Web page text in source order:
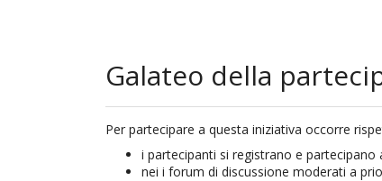
Galateo della
Per partecipare a questa iniziativa occorre
i partecipanti si registrano e
nei i forum di discussione moderati a